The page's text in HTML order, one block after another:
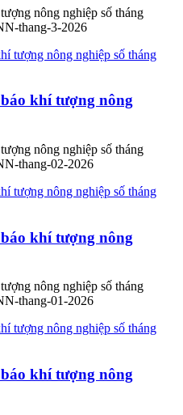
nông nghiệp số tháng
thang-3-2026
khí tượng nông
nông nghiệp số tháng
thang-02-2026
khí tượng nông
nông nghiệp số tháng
thang-01-2026
khí tượng nông